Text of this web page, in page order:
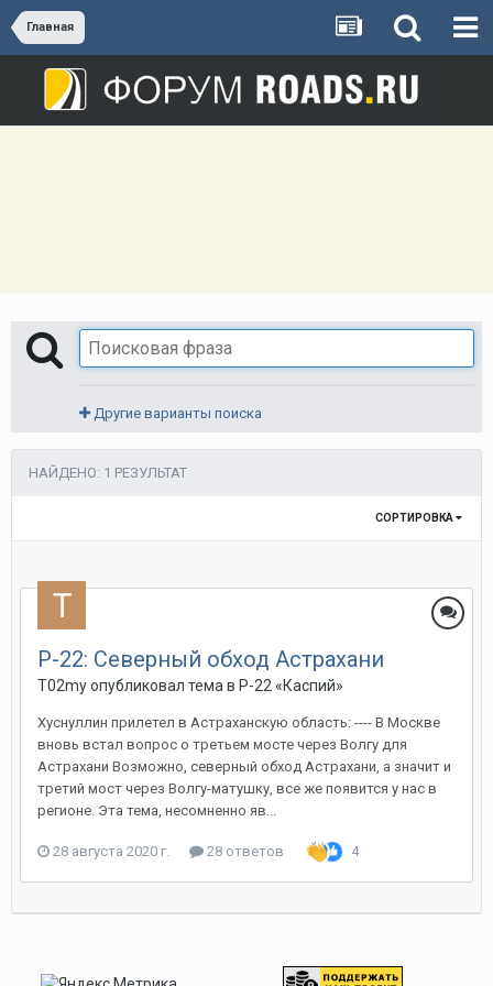
Главная
Другие варианты поиска
НАЙДЕНО: 1 РЕЗУЛЬТАТ
СОРТИРОВКА
Р-22: Северный обход Астрахани
T02myопубликовал тема в Р-22 «Каспий»
Хуснуллин прилетел в Астраханскую область: ---- В Москве
вновь встал вопрос о третьем мосте через Волгу для
Астрахани Возможно, северный обход Астрахани, а значит и
третий мост через Волгу-матушку, все же появится у нас в
регионе. Эта тема, несомненно яв...
28 августа 2020 г. 28 ответов 4